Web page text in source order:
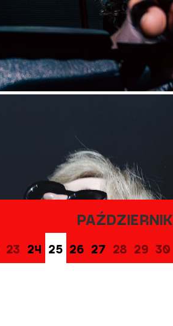
PAŹDZIERNIK
23 24 25 26 27 28 29 30